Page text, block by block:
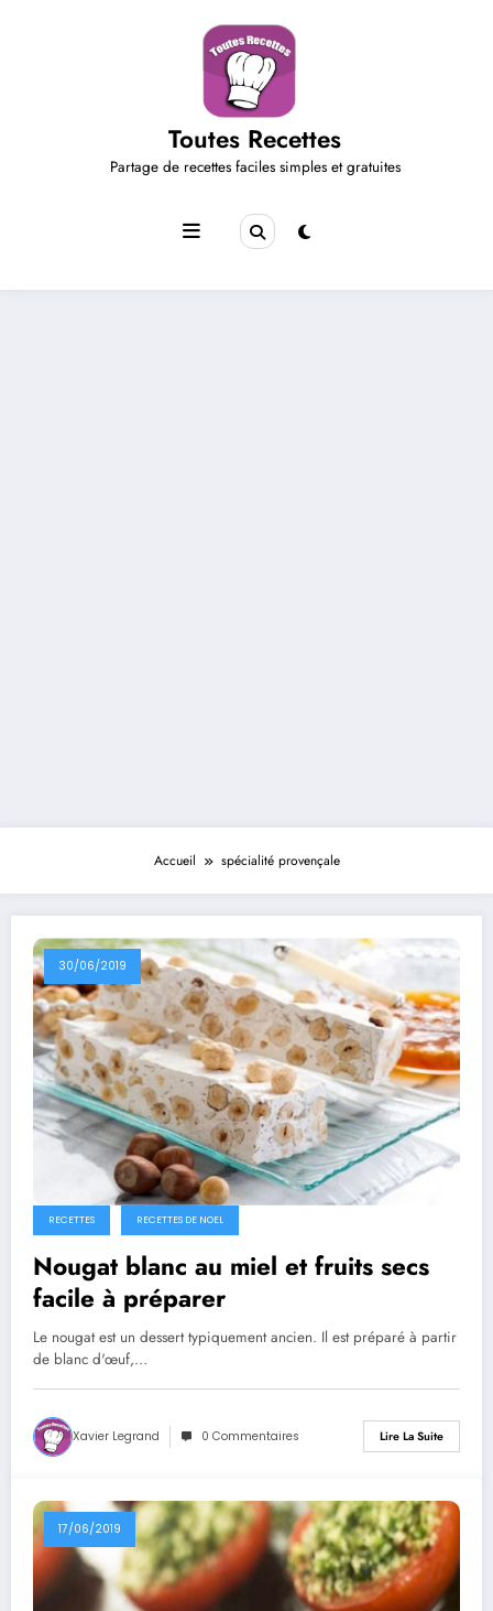
Toutes Recettes
Partage de recettes faciles simples et gratuites
Accueil spécialité provençale
30/06/2019
RECETTES RECETTES DE NOEL
Nougat blanc au miel et fruits secs
facile à préparer
Le nougat est un dessert typiquement ancien. Il est préparé à partir
de blanc d'œuf,…
Xavier Legrand 0 Commentaires Lire La Suite
17/06/2019